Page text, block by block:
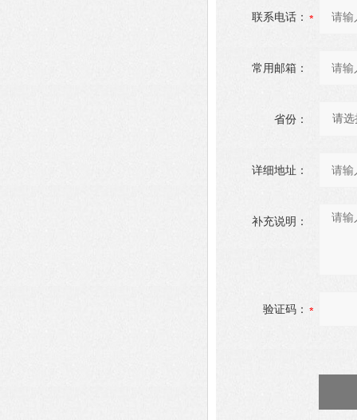
联系电话：
常用邮箱：
省份：
详细地址：
补充说明：
验证码：